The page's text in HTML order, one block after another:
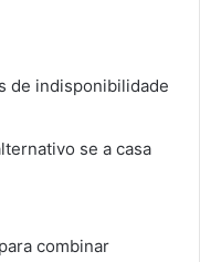
de indisponibilidade
se a casa
combinar